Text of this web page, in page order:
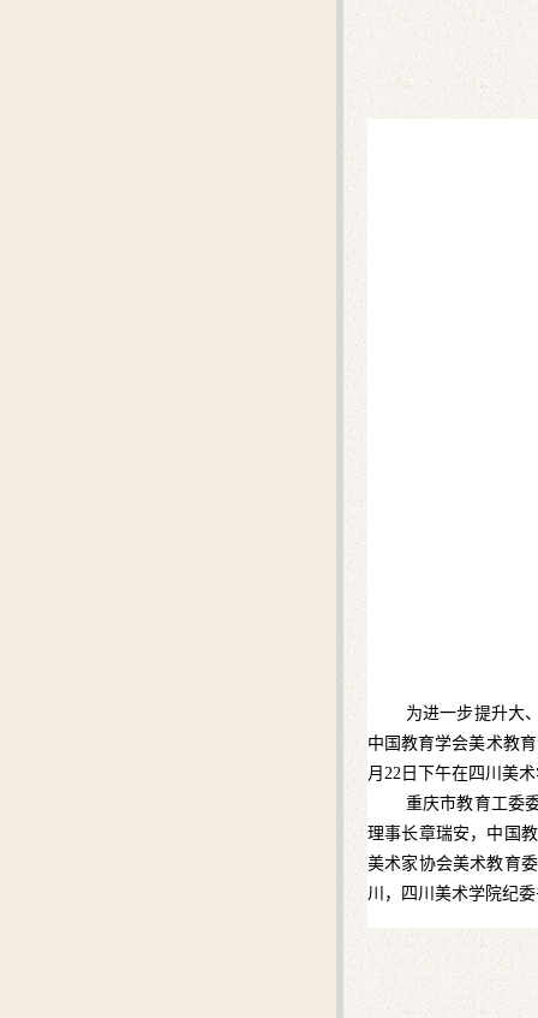
为进一步提升大
中国教育学会美术教
月22日下午在四川美
重庆市教育工委
理事长章瑞安，中国
美术家协会美术教育
川，四川美术学院纪